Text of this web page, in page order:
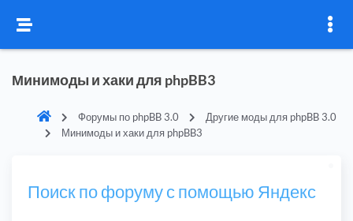
Минимоды и хаки для phpBB3
Форумы по phpBB 3.0
Другие моды для phpBB 3.0
Минимоды и хаки для phpBB3
Поиск по форуму с помощью Яндекс